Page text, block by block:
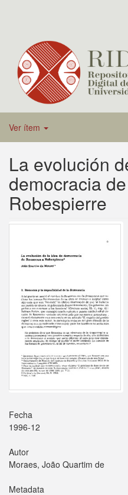
Ver ítem
La evolución
democracia
Robespierre
Fecha
1996-12
Autor
Moraes, João Quartim de
Metadata